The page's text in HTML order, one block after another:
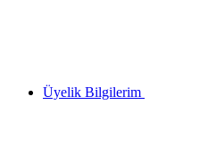
Üyelik Bilgilerim